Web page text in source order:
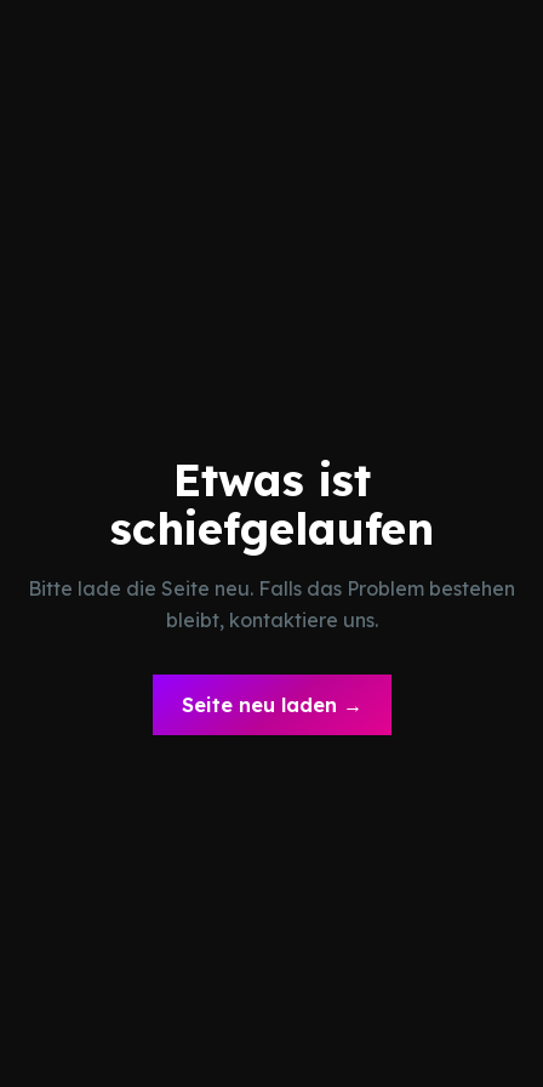
Etwas ist
schiefgelaufen
Bitte lade die Seite neu. Falls das Problem bestehen
bleibt, kontaktiere uns.
Seite neu laden →